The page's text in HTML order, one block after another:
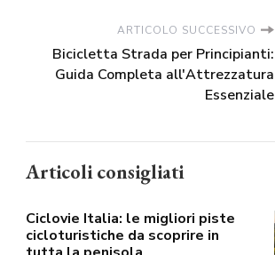
ARTICOLO SUCCESSIVO
Bicicletta Strada per Principianti:
Guida Completa all'Attrezzatura
Essenziale
Articoli consigliati
Ciclovie Italia: le migliori piste
cicloturistiche da scoprire in